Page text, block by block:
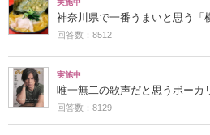
実施中
神奈川県で一番うまいと思う「
回答数：8512
実施中
唯一無二の歌声だと思うボーカ
回答数：8129